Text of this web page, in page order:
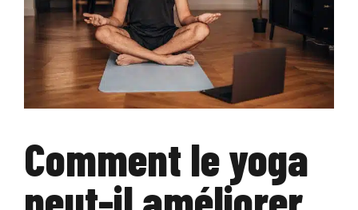
Comment le yoga